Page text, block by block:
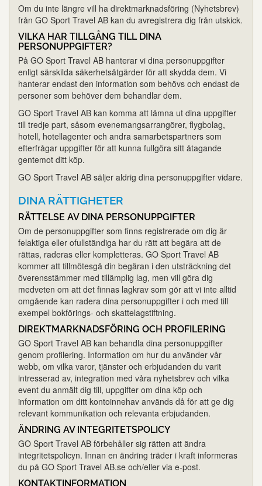
Om du inte längre vill ha direktmarknadsföring (Nyhetsbrev)
från GO Sport Travel AB kan du avregistrera dig från utskick.
VILKA HAR TILLGÅNG TILL DINA
PERSONUPPGIFTER?
På GO Sport Travel AB hanterar vi dina personuppgifter
enligt särskilda säkerhetsåtgärder för att skydda dem. Vi
hanterar endast den information som behövs och endast de
personer som behöver dem behandlar dem.
GO Sport Travel AB kan komma att lämna ut dina uppgifter
till tredje part, såsom evenemangsarrangörer, flygbolag,
hotell, hotellagenter och andra samarbetspartners som
efterfrågar uppgifter för att kunna fullgöra sitt åtagande
gentemot ditt köp.
GO Sport Travel AB säljer aldrig dina personuppgifter vidare.
DINA RÄTTIGHETER
RÄTTELSE AV DINA PERSONUPPGIFTER
Om de personuppgifter som finns registrerade om dig är
felaktiga eller ofullständiga har du rätt att begära att de
rättas, raderas eller kompletteras. GO Sport Travel AB
kommer att tillmötesgå din begäran i den utsträckning det
överensstämmer med tillämplig lag, men vill göra dig
medveten om att det finnas lagkrav som gör att vi inte alltid
omgående kan radera dina personuppgifter i och med till
exempel bokförings- och skattelagstiftning.
DIREKTMARKNADSFÖRING OCH PROFILERING
GO Sport Travel AB kan behandla dina personuppgifter
genom profilering. Information om hur du använder vår
webb, om vilka varor, tjänster och erbjudanden du varit
intresserad av, integration med våra nyhetsbrev och vilka
event du anmält dig till, uppgifter om dina köp och
information om ditt kontoinnehav används då för att ge dig
relevant kommunikation och relevanta erbjudanden.
ÄNDRING AV INTEGRITETSPOLICY
GO Sport Travel AB förbehåller sig rätten att ändra
integritetspolicyn. Innan en ändring träder i kraft informeras
du på GO Sport Travel AB.se och/eller via e-post.
KONTAKTINFORMATION